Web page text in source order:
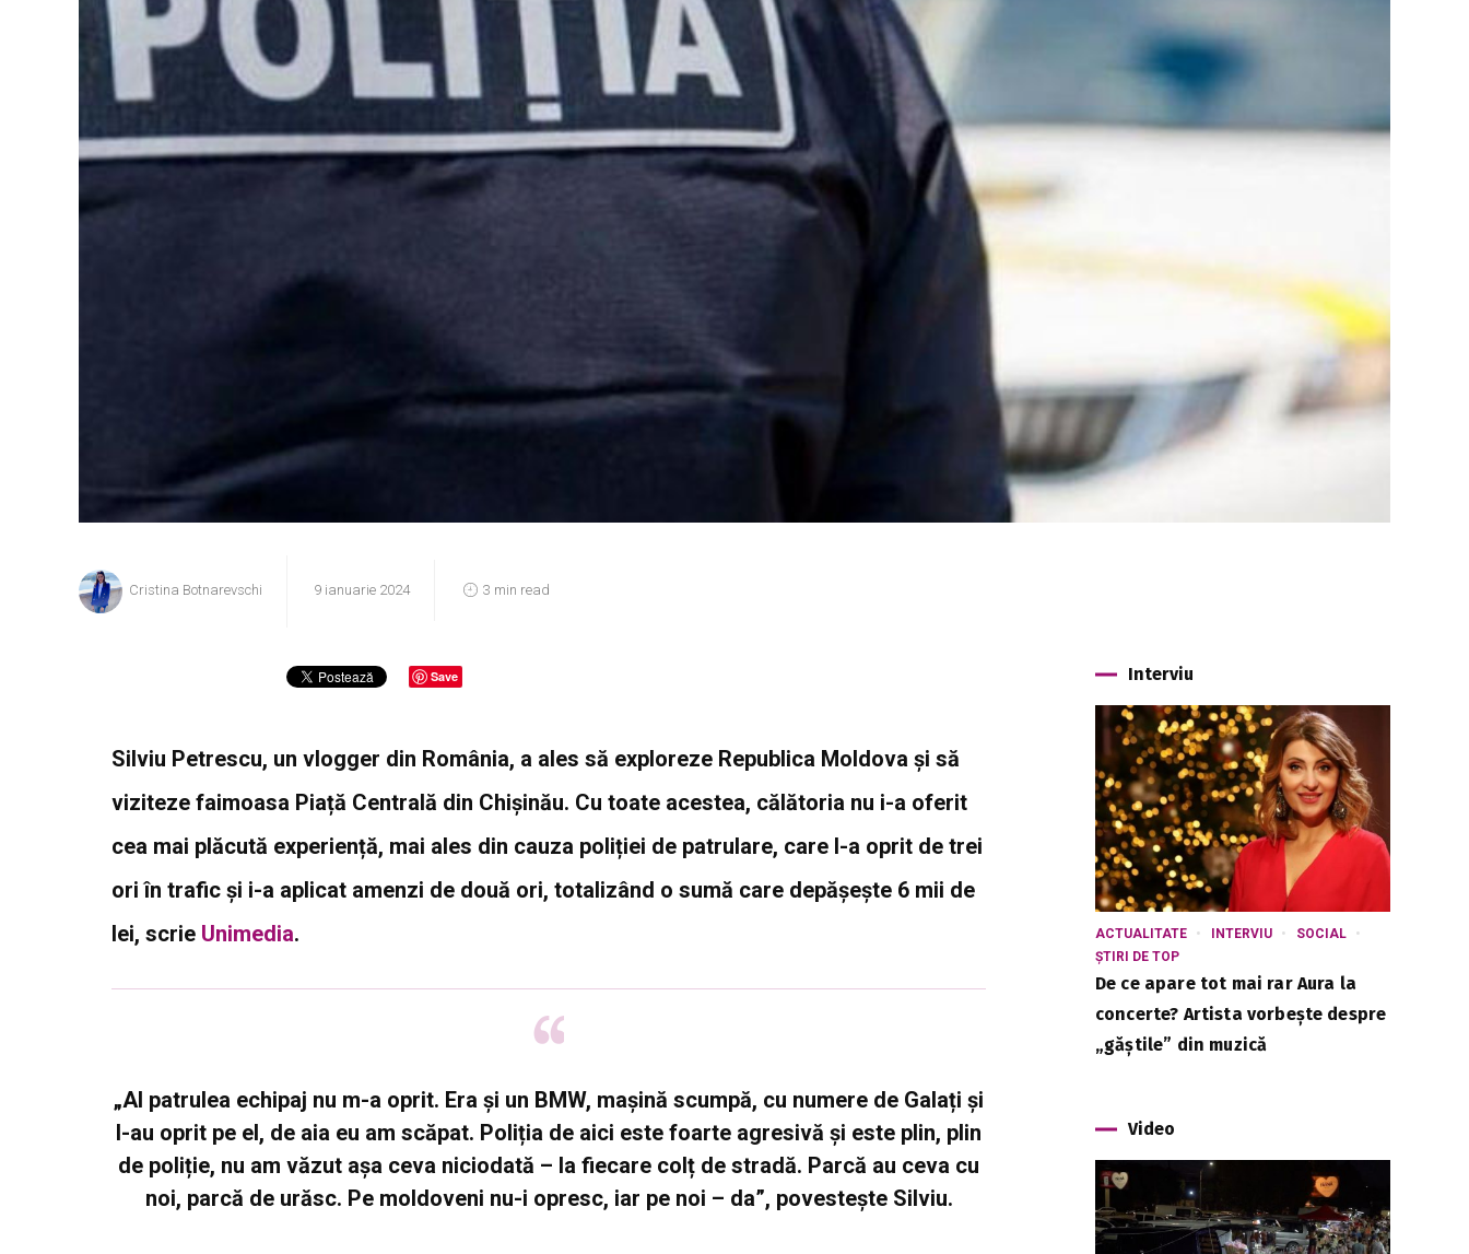
Cristina Botnarevschi 9 ianuarie 2024 3 min read
Save
Silviu Petrescu, un vlogger din România, a ales să exploreze Republica Moldova și să
viziteze faimoasa Piață Centrală din Chișinău. Cu toate acestea, călătoria nu i-a oferit
cea mai plăcută experiență, mai ales din cauza poliției de patrulare, care l-a oprit de trei
ori în trafic și i-a aplicat amenzi de două ori, totalizând o sumă care depășește 6 mii de
lei, scrie Unimedia.
„Al patrulea echipaj nu m-a oprit. Era și un BMW, mașină scumpă, cu numere de Galați și
l-au oprit pe el, de aia eu am scăpat. Poliția de aici este foarte agresivă și este plin, plin
de poliție, nu am văzut așa ceva niciodată – la fiecare colț de stradă. Parcă au ceva cu
noi, parcă de urăsc. Pe moldoveni nu-i opresc, iar pe noi – da”, povestește Silviu.
Interviu
ACTUALITATE INTERVIU
SOCIAL
ȘTIRI DE TOP
De ce apare tot mai rar Aura la
concerte? Artista vorbește despre
„găștile” din muzică
Video